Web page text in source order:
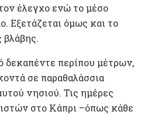
έλεγχο ενώ το μέσο
Εξετάζεται όμως και το
βλάβης.
δεκαπέντε περίπου μέτρων,
σε παραθαλάσσια
νησιού. Τις ημέρες
στο Κάπρι –όπως κάθε